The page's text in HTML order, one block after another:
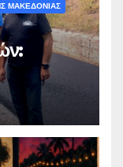
ΜΑΚΕΔΟΝΙΑΣ